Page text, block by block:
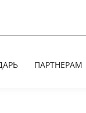
ПАРТНЕРАМ